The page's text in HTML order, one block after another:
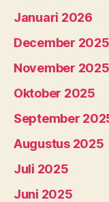
Januari 2026
December 2025
November 2025
Oktober 2025
September
Augustus 2025
Juli 2025
Juni 2025